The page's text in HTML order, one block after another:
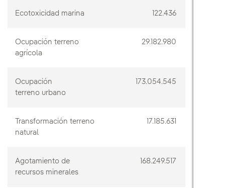
Ecotoxicidad marina 122.436
Ocupación terreno
agrícola
29.182.980
Ocupación
terreno urbano
173.054.545
Transformación terreno
natural
17.185.631
Agotamiento de
recursos minerales
168.249.517